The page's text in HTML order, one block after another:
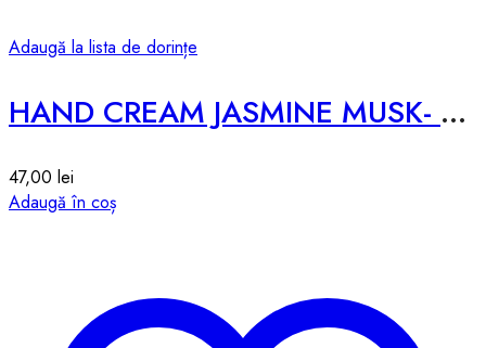
Adaugă la lista de dorințe
HAND CREAM JASMINE MUSK- 50ml
47,00 lei
Adaugă în coș